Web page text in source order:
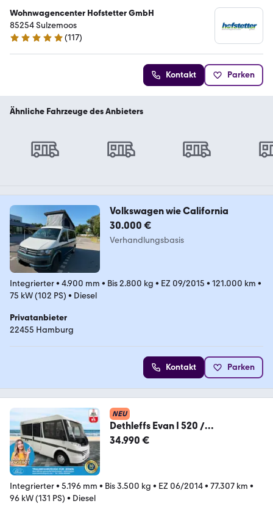
Wohnwagencenter Hofstetter GmbH
85254 Sulzemoos
5 Sterne
(117)
Kontakt Parken
Ähnliche Fahrzeuge des Anbieters
Volkswagen wie California
30.000 €
Verhandlungsbasis
Integrierter• 4.900 mm • Bis 2.800 kg • EZ 09/2015 • 121.000 km •
75 kW (102 PS) • Diesel
Privatanbieter
22455 Hamburg
Kontakt Parken
NEU
Dethleffs Evan I 520 /
Hubbett/Klima/FINANZIERUNG
34.990 €
Integrierter• 5.196 mm • Bis 3.500 kg • EZ 06/2014• 77.307 km •
96 kW (131 PS) • Diesel